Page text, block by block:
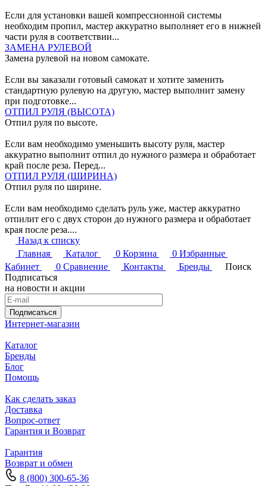
Если для установки вашей компрессионной системы
необходим пропил, мастер аккуратно выполняет его в нижней
части руля в соответствии...
ЗАМЕНА РУЛЕВОЙ
Замена рулевой на новом самокате.
Если вы заказали готовый самокат и хотите заменить
стандартную рулевую на другую, мастер выполнит замену
при подготовке...
ОТПИЛ РУЛЯ (ВЫСОТА)
Отпил руля по высоте.
Если вам необходимо уменьшить высоту руля, мастер
аккуратно выполнит отпил до нужного размера и обработает
край после реза. Перед...
ОТПИЛ РУЛЯ (ШИРИНА)
Отпил руля по ширине.
Если вам необходимо сделать руль уже, мастер аккуратно
отпилит его с двух сторон до нужного размера и обработает
края после реза....
Назад к списку
Главная
Каталог 0 Корзина 0 Избранные
Кабинет
0 Сравнение Контакты Бренды
Поиск
Подписаться
на новости и акции
Подписаться
Интернет-магазин
Каталог
Бренды
Блог
Помощь
Как сделать заказ
Доставка
Вопрос-ответ
Гарантия и Возврат
Гарантия
Возврат и обмен
8 (800) 300-65-36